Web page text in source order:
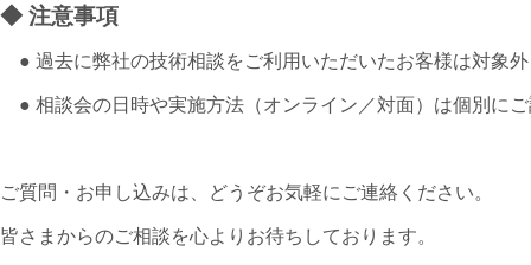
◆ 注意事項
● 過去に弊社の技術相談をご利用いただいたお客様は対象
● 相談会の日時や実施方法（オンライン／対面）は個別に
ご質問・お申し込みは、どうぞお気軽にご連絡ください。
皆さまからのご相談を心よりお待ちしております。